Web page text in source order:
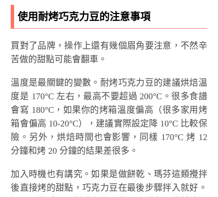
使用耐烤巧克力豆的注意事項
買對了品牌，操作上還有幾個眉角要注意，不然辛
苦做的甜點可能會翻車。
溫度是最關鍵的變數。耐烤巧克力豆的建議烘焙溫
度是 170°C 左右，最高不要超過 200°C。很多食譜
會寫 180°C，如果你的烤箱溫度偏高（很多家用烤
箱會偏高 10-20°C），建議實際設定降 10°C 比較保
險。另外，烘焙時間也會影響，同樣 170°C 烤 12
分鐘和烤 20 分鐘的結果差很多。
加入時機也有講究。如果是做餅乾、瑪芬這類攪拌
後直接烤的甜點，巧克力豆在最後步驟拌入就好。